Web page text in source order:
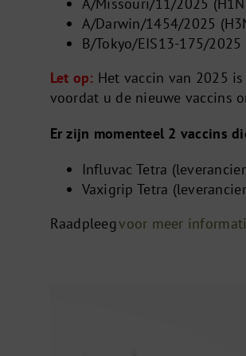
A/Darwin/1454/2025
B/Tokyo/EIS13-175/
Let op: Het vaccin van 2025
voordat u de nieuwe vaccins
Er zijn momenteel 2 vaccins
Influvac Tetra
Vaxigrip Tetra
Raadpleegvoor meer